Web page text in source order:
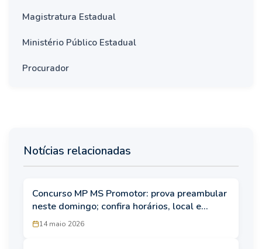
Magistratura Estadual
Ministério Público Estadual
Procurador
Notícias relacionadas
Concurso MP MS Promotor: prova preambular
neste domingo; confira horários, local e
regras do edital
14 maio 2026